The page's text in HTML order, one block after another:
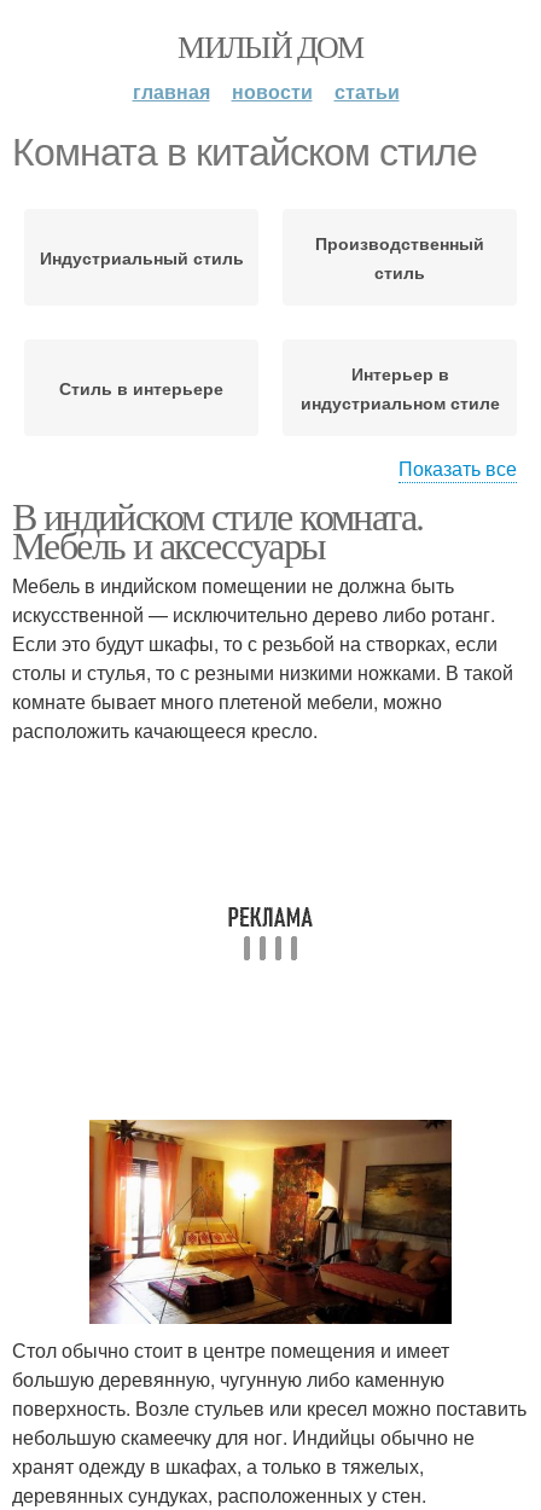
МИЛЫЙ ДОМ
главная новости статьи
Комната в китайском стиле
Индустриальный стиль
Производственный
стиль
Стиль в интерьере
Интерьер в
индустриальном стиле
Цвета в китайском
интерьере
Китайский интерьер
Интерьер в индийском
стиле
Показать все
В индийском стиле комната.
Мебель и аксессуары
Мебель в индийском помещении не должна быть
искусственной — исключительно дерево либо ротанг.
Если это будут шкафы, то с резьбой на створках, если
столы и стулья, то с резными низкими ножками. В такой
комнате бывает много плетеной мебели, можно
расположить качающееся кресло.
Стол обычно стоит в центре помещения и имеет
большую деревянную, чугунную либо каменную
поверхность. Возле стульев или кресел можно поставить
небольшую скамеечку для ног. Индийцы обычно не
хранят одежду в шкафах, а только в тяжелых,
деревянных сундуках, расположенных у стен.